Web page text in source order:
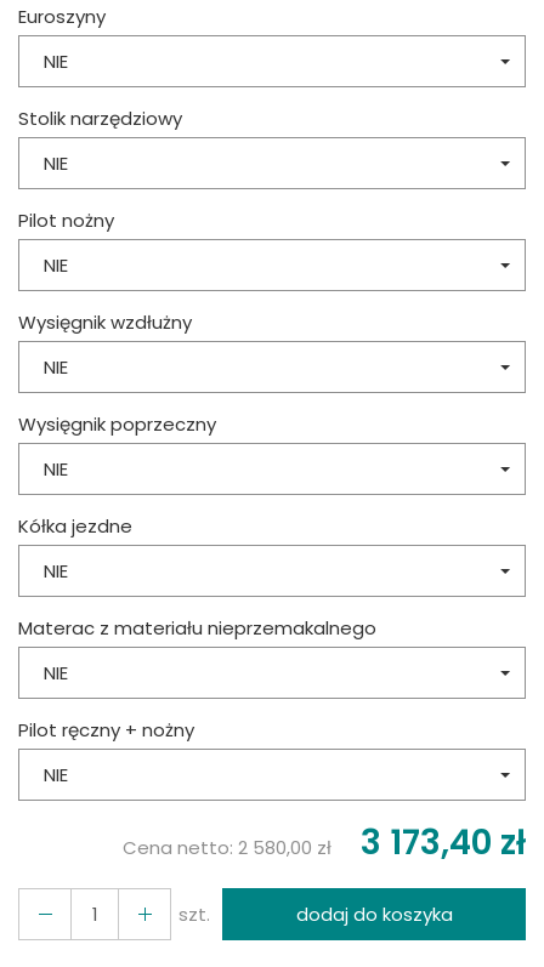
Euroszyny
NIE
Stolik narzędziowy
NIE
Pilot nożny
NIE
Wysięgnik wzdłużny
NIE
Wysięgnik poprzeczny
NIE
Kółka jezdne
NIE
Materac z materiału nieprzemakalnego
NIE
Pilot ręczny + nożny
NIE
Cena netto: 2 580,00 zł 3 173,40 zł
szt. dodaj do koszyka